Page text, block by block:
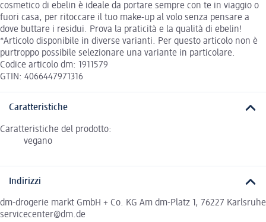
cosmetico di ebelin è ideale da portare sempre con te in viaggio o
fuori casa, per ritoccare il tuo make-up al volo senza pensare a
dove buttare i residui. Prova la praticità e la qualità di ebelin!
*Articolo disponibile in diverse varianti. Per questo articolo non è
purtroppo possibile selezionare una variante in particolare.
Codice articolo dm: 1911579
GTIN: 4066447971316
Caratteristiche
Caratteristiche del prodotto:
vegano
Indirizzi
dm-drogerie markt GmbH + Co. KG Am dm-Platz 1, 76227 Karlsruhe
servicecenter@dm.de